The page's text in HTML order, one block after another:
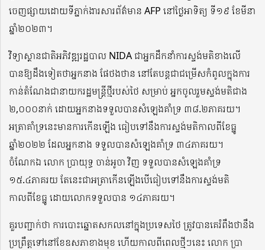
ចេញផ្សាយដោយទីភ្នាក់ងារសារព័ត៌មាន AFP នៅថ្ងៃអាទិត្យ ទី១៩ ខែមីនា
ឆ្នាំ២០២៣។
វិទ្យាស្ថានជាតិអភិវឌ្ឍរដ្ឋបាល NIDA ជាអ្នកដឹកនាំការស្ទង់មតិខាងលើ
បានឱ្យដឹងទៀតថាអ្នកនាង ផែថងថាន នៅតែបន្តជាជម្រើសកំពូលក្នុងការ
កាន់តំណែងជានាយករដ្ឋមន្ត្រីថ្មីរបស់ថៃ សម្រាប់ អ្នកចូលរួមស្ទង់មតិជាង
២,០០០នាក់ ដោយអ្នកនាងទទួលបានសំឡេងគាំទ្រ ៣៨.២ភាគរយ។
អត្រាគាំទ្រនេះមានការកើនឡើង ធៀបទៅនឹងការស្ទង់មតិកាលពីខែធ្នូ
ឆ្នាំ២០២២ ដែលអ្នកនាង ទទួលបានសំឡេងគាំទ្រ ៣៤ភាគរយ។
ចំណែកឯ លោក ប្រាយុទ្ធ ចាន់អូចា វិញ ទទួលបានសំឡេងគាំទ្រ
១៥.៤ភាគរយ តែនេះជាអត្រាកើនឡើងបើធៀបទៅនឹងការស្ទង់មតិ
កាលពីខែធ្នូ ដោយលោកទទួលបាន ១៤ភាគរយ។
គួរបញ្ជាក់ថា ការបោះឆ្នោតសកលនៅក្នុងប្រទេសថៃ ត្រូវបានគេរំពឹងថានឹង
ប្រព្រឹត្តទៅនៅខែឧសភាខាងមុខ ហើយកាលពីពេលថ្មីៗនេះ លោក ប្រា